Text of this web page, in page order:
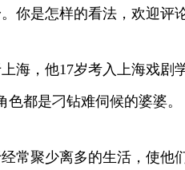
你是怎样的看法，欢迎评
海，他17岁考入上海戏
都是刁钻难伺候的婆婆。
常聚少离多的生活，使